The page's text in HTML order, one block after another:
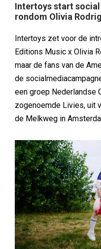
Intertoys start
rondom Olivia
Intertoys zet voor de
Editions Music x Olivia
maar de fans van de
de
een groep Nederlandse
zogenoemde Livies, uit
de Melkweg in